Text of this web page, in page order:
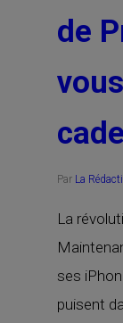
de
Par La
La
ses
puisent